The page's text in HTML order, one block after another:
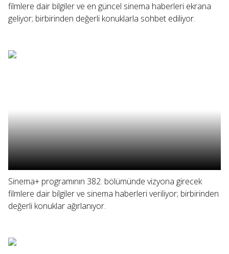
filmlere dair bilgiler ve en güncel sinema haberleri ekrana
geliyor; birbirinden değerli konuklarla sohbet ediliyor.
Sinema+ programının 382. bölümünde vizyona girecek
filmlere dair bilgiler ve sinema haberleri veriliyor; birbirinden
değerli konuklar ağırlanıyor.